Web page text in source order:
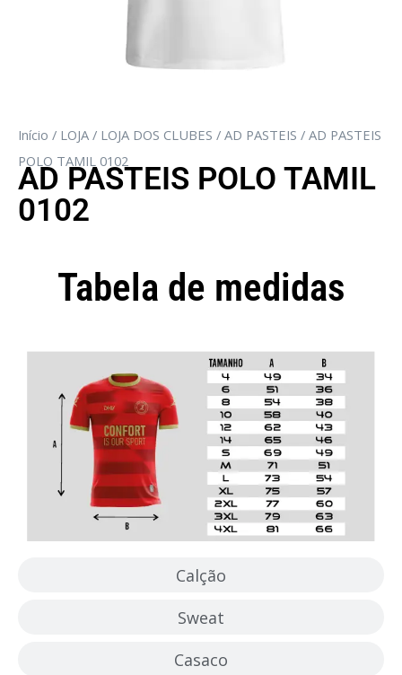
Início / LOJA / LOJA DOS CLUBES / AD PASTEIS / AD PASTEIS
POLO TAMIL 0102
AD PASTEIS POLO TAMIL
0102
Tabela de medidas
Calção
Sweat
Casaco